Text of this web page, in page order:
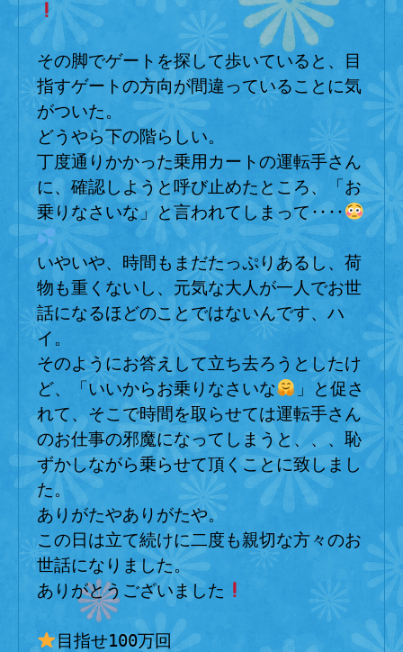
その脚でゲートを探して歩いていると、目
指すゲートの方向が間違っていることに気
がついた。
どうやら下の階らしい。
丁度通りかかった乗用カートの運転手さん
に、確認しようと呼び止めたところ、「お
乗りなさいな」と言われてしまって‥‥
いやいや、時間もまだたっぷりあるし、荷
物も重くないし、元気な大人が一人でお世
話になるほどのことではないんです、ハ
イ。
そのようにお答えして立ち去ろうとしたけ
ど、「いいからお乗りなさいな
」と促さ
れて、そこで時間を取らせては運転手さん
のお仕事の邪魔になってしまうと、、、恥
ずかしながら乗らせて頂くことに致しまし
た。
ありがたやありがたや。
この日は立て続けに二度も親切な方々のお
世話になりました。
ありがとうございました
目指せ100万回